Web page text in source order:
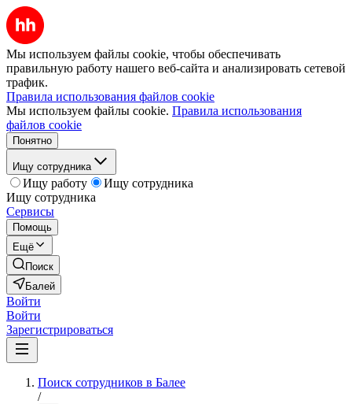
Мы используем файлы cookie, чтобы обеспечивать
правильную работу нашего веб-сайта и анализировать сетевой
трафик.
Правила использования файлов cookie
Мы используем файлы cookie. Правила использования
файлов cookie
Понятно
Ищу сотрудника
Ищу работу
Ищу сотрудника
Ищу сотрудника
Сервисы
Помощь
Ещё
Поиск
Балей
Войти
Войти
Зарегистрироваться
Поиск сотрудников в Балее
/